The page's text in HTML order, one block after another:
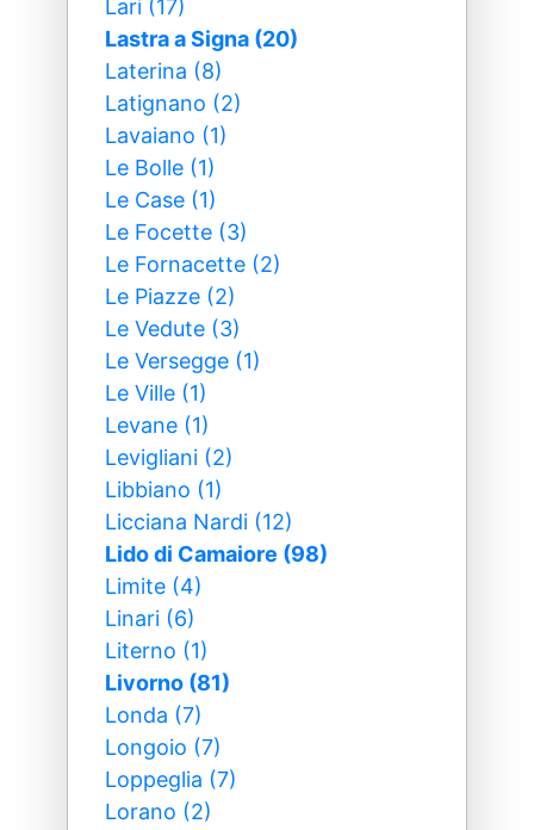
Lari (17)
Lastra a Signa (20)
Laterina (8)
Latignano (2)
Lavaiano (1)
Le Bolle (1)
Le Case (1)
Le Focette (3)
Le Fornacette (2)
Le Piazze (2)
Le Vedute (3)
Le Versegge (1)
Le Ville (1)
Levane (1)
Levigliani (2)
Libbiano (1)
Licciana Nardi (12)
Lido di Camaiore (98)
Limite (4)
Linari (6)
Literno (1)
Livorno (81)
Londa (7)
Longoio (7)
Loppeglia (7)
Lorano (2)